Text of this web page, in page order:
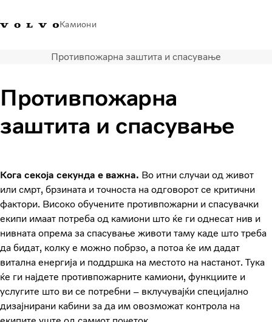
Камиони
Volvo Trucks - Македонија -
Продавница за Volvo
Најава
Транспортни решенија
Камиони
Локатор на дилери
News
За нас
Volvo Truck Builder
Контактирајте нѐ
Противпожарна заштита и спасување
Противпожарна
заштита и спасување
Кога секоја секунда е важна. Во итни случаи од живот
или смрт, брзината и точноста на одговорот се критични
фактори. Високо обучените противпожарни и спасувачки
екипи имаат потреба од камиони што ќе ги однесат нив и
нивната опрема за спасување животи таму каде што треба
да бидат, колку е можно побрзо, а потоа ќе им дадат
витална енергија и поддршка на местото на настанот. Тука
ќе ги најдете противпожарните камиони, функциите и
услугите што ви се потребни – вклучувајќи специјално
дизајнирани кабини за да им овозможат контрола на